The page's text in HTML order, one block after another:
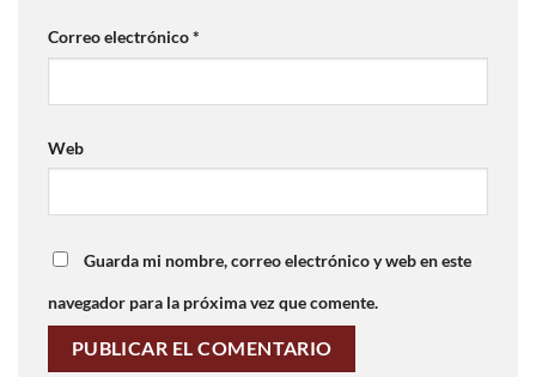
Correo electrónico*
Web
Guarda mi nombre, correo electrónico y web en este
navegador para la próxima vez que comente.